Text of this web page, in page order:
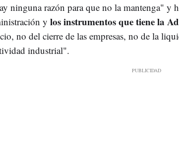
ninguna razón para que no la mantenga" y
y los instrumentos que tiene la
no del cierre de las empresas, no de la
industrial".